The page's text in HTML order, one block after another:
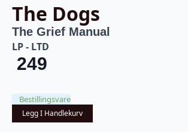
The Dogs
The Grief Manual
LP - LTD
249
Bestillingsvare
Legg I Handlekurv